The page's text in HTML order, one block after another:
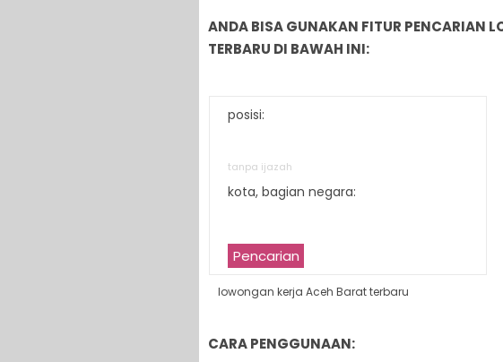
ANDA BISA GUNAKAN FITUR PENCARIAN
TERBARU DI BAWAH INI:
posisi:
tanpa ijazah
kota, bagian negara:
Pencarian
lowongan kerja Aceh Barat terbaru
CARA PENGGUNAAN: